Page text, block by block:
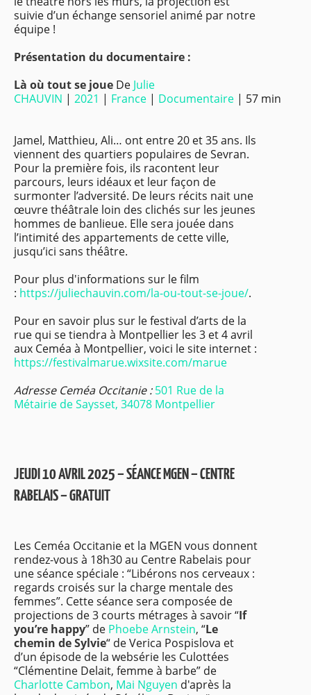
suivie d’un échange sensoriel animé par notre
équipe !
Présentation du documentaire :
Là où tout se joue De Julie
CHAUVIN | 2021 | France | Documentaire | 57 min
Jamel, Matthieu, Ali… ont entre 20 et 35 ans. Ils
viennent des quartiers populaires de Sevran.
Pour la première fois, ils racontent leur
parcours, leurs idéaux et leur façon de
surmonter l’adversité. De leurs récits nait une
œuvre théâtrale loin des clichés sur les jeunes
hommes de banlieue. Elle sera jouée dans
l’intimité des appartements de cette ville,
jusqu’ici sans théâtre.
Pour plus d'informations sur le film
: https://juliechauvin.com/la-ou-tout-se-joue/.
Pour en savoir plus sur le festival d’arts de la
rue qui se tiendra à Montpellier les 3 et 4 avril
aux Ceméa à Montpellier, voici le site internet :
https://festivalmarue.wixsite.com/marue
Adresse Ceméa Occitanie :501 Rue de la
Métairie de Saysset, 34078 Montpellier
JEUDI 10 AVRIL 2025 – SÉANCE MGEN – CENTRE
RABELAIS – GRATUIT
Les Ceméa Occitanie et la MGEN vous donnent
rendez-vous à 18h30 au Centre Rabelais pour
une séance spéciale : “Libérons nos cerveaux :
regards croisés sur la charge mentale des
femmes”. Cette séance sera composée de
projections de 3 courts métrages à savoir “If
you’re happy” de Phoebe Arnstein, “Le
chemin de Sylvie“ deVerica Pospislova et
d’un épisode de la websérie les Culottées
“Clémentine Delait, femme à barbe” de
Charlotte Cambon, Mai Nguyen d'après la